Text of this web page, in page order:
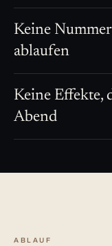
Keine
ablaufen
Keine Effekte,
Abend
ABLAUF